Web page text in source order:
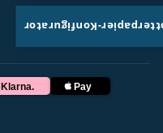
Klarna. Pay
Plotterpapier-